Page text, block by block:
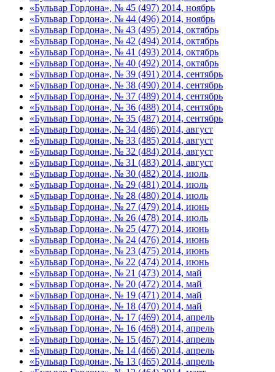
«Бульвар Гордона», № 45 (497) 2014, ноябрь
«Бульвар Гордона», № 44 (496) 2014, ноябрь
«Бульвар Гордона», № 43 (495) 2014, октябрь
«Бульвар Гордона», № 42 (494) 2014, октябрь
«Бульвар Гордона», № 41 (493) 2014, октябрь
«Бульвар Гордона», № 40 (492) 2014, октябрь
«Бульвар Гордона», № 39 (491) 2014, сентябрь
«Бульвар Гордона», № 38 (490) 2014, сентябрь
«Бульвар Гордона», № 37 (489) 2014, сентябрь
«Бульвар Гордона», № 36 (488) 2014, сентябрь
«Бульвар Гордона», № 35 (487) 2014, сентябрь
«Бульвар Гордона», № 34 (486) 2014, август
«Бульвар Гордона», № 33 (485) 2014, август
«Бульвар Гордона», № 32 (484) 2014, август
«Бульвар Гордона», № 31 (483) 2014, август
«Бульвар Гордона», № 30 (482) 2014, июль
«Бульвар Гордона», № 29 (481) 2014, июль
«Бульвар Гордона», № 28 (480) 2014, июль
«Бульвар Гордона», № 27 (479) 2014, июнь
«Бульвар Гордона», № 26 (478) 2014, июль
«Бульвар Гордона», № 25 (477) 2014, июнь
«Бульвар Гордона», № 24 (476) 2014, июнь
«Бульвар Гордона», № 23 (475) 2014, июнь
«Бульвар Гордона», № 22 (474) 2014, июнь
«Бульвар Гордона», № 21 (473) 2014, май
«Бульвар Гордона», № 20 (472) 2014, май
«Бульвар Гордона», № 19 (471) 2014, май
«Бульвар Гордона», № 18 (470) 2014, май
«Бульвар Гордона», № 17 (469) 2014, апрель
«Бульвар Гордона», № 16 (468) 2014, апрель
«Бульвар Гордона», № 15 (467) 2014, апрель
«Бульвар Гордона», № 14 (466) 2014, апрель
«Бульвар Гордона», № 13 (465) 2014, апрель